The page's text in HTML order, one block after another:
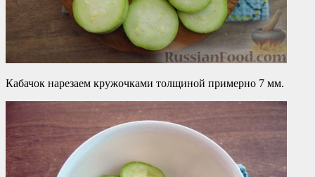
Кабачок нарезаем кружочками толщиной примерно 7 мм.